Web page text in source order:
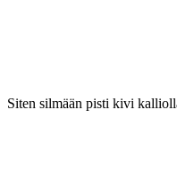
Siten silmään pisti kivi